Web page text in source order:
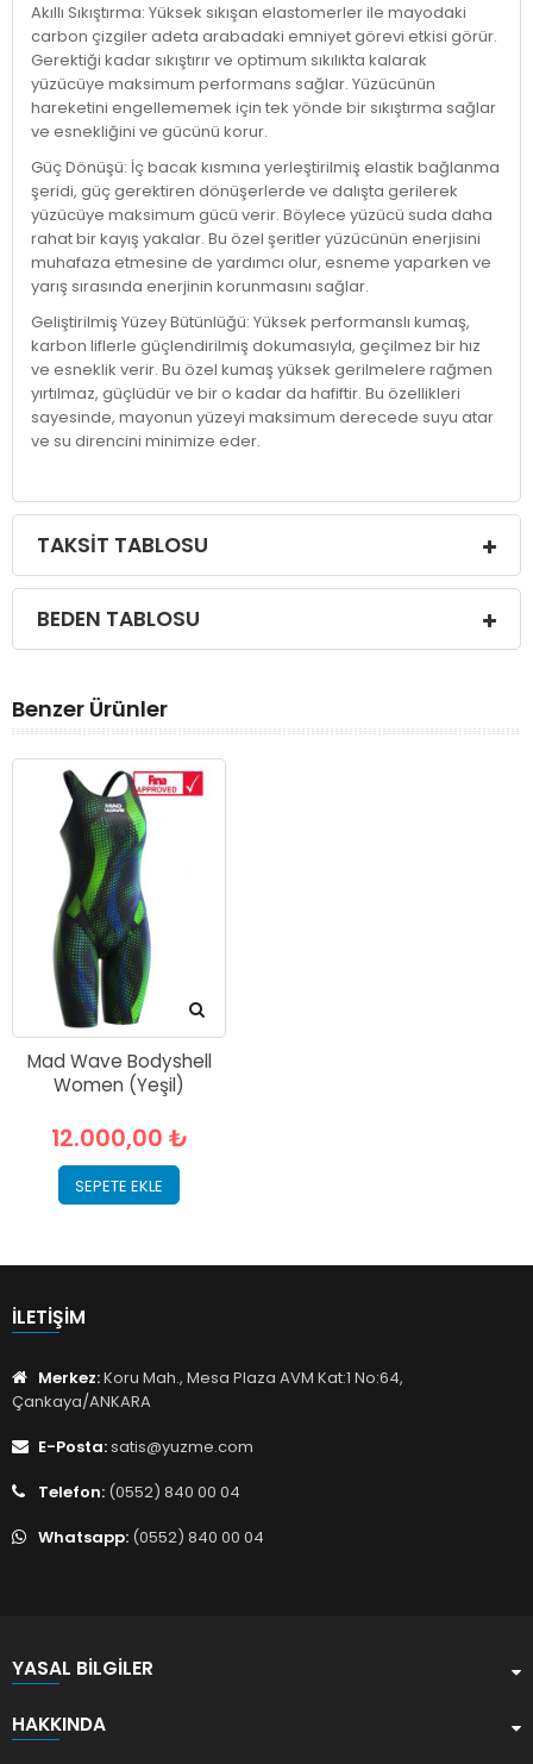
Akıllı Sıkıştırma: Yüksek sıkışan elastomerler ile mayodaki
carbon çizgiler adeta arabadaki emniyet görevi etkisi görür.
Gerektiği kadar sıkıştırır ve optimum sıkılıkta kalarak
yüzücüye maksimum performans sağlar. Yüzücünün
hareketini engellememek için tek yönde bir sıkıştırma sağlar
ve esnekliğini ve gücünü korur.
Güç Dönüşü: İç bacak kısmına yerleştirilmiş elastik bağlanma
şeridi, güç gerektiren dönüşerlerde ve dalışta gerilerek
yüzücüye maksimum gücü verir. Böylece yüzücü suda daha
rahat bir kayış yakalar. Bu özel şeritler yüzücünün enerjisini
muhafaza etmesine de yardımcı olur, esneme yaparken ve
yarış sırasında enerjinin korunmasını sağlar.
Geliştirilmiş Yüzey Bütünlüğü: Yüksek performanslı kumaş,
karbon liflerle güçlendirilmiş dokumasıyla, geçilmez bir hız
ve esneklik verir. Bu özel kumaş yüksek gerilmelere rağmen
yırtılmaz, güçlüdür ve bir o kadar da hafiftir. Bu özellikleri
sayesinde, mayonun yüzeyi maksimum derecede suyu atar
ve su direncini minimize eder.
TAKSIT TABLOSU
BEDEN TABLOSU
Benzer Ürünler
Mad Wave Bodyshell
Women (Yeşil)
12.000,00 ₺
SEPETE EKLE
İLETIŞIM
Merkez:Koru Mah., Mesa Plaza AVM Kat:1 No:64,
Çankaya/ANKARA
E-Posta:satis@yuzme.com
Telefon: (0552) 840 00 04
Whatsapp: (0552) 840 00 04
YASAL BILGILER
HAKKINDA